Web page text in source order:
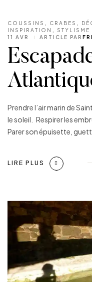
COUSSINS CRABES
INSPIRATION
STYLISME
11 AVR
ARTICLE PAR
Prendre l’air marin de
le soleil. Respirer les
Parer son épuisette,
LIRE PLUS